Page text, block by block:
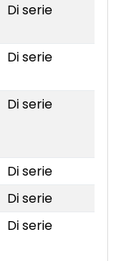
Di serie
Di serie
Di serie
Di serie
Di serie
Di serie